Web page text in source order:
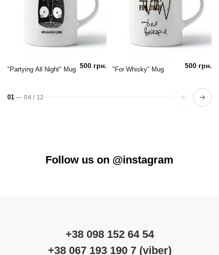
"Partying All Night" Mug 500 грн. "For Whisky" Mug 500 грн.
01 —04 / 12
Follow us on @instagram
+38 098 152 64 54
+38 067 193 190 7 (viber)